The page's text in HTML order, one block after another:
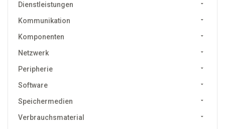
Dienstleistungen
Kommunikation
Komponenten
Netzwerk
Peripherie
Software
Speichermedien
Verbrauchsmaterial